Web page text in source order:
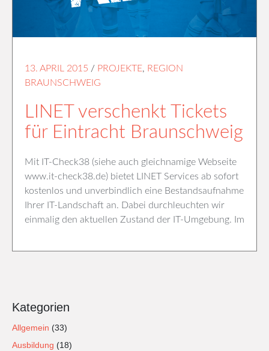
13. APRIL 2015 / PROJEKTE, REGION
BRAUNSCHWEIG
LINET verschenkt Tickets
für Eintracht Braunschweig
Mit IT-Check38 (siehe auch gleichnamige Webseite
www.it-check38.de) bietet LINET Services ab sofort
kostenlos und unverbindlich eine Bestandsaufnahme
Ihrer IT-Landschaft an. Dabei durchleuchten wir
einmalig den aktuellen Zustand der IT-Umgebung. Im
Kategorien
Allgemein (33)
Ausbildung (18)